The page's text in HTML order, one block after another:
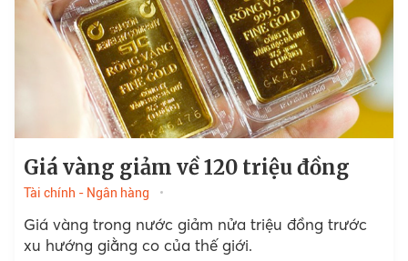
Giá vàng giảm về 120 triệu đồng
Tài chính - Ngân hàng
Giá vàng trong nước giảm nửa triệu đồng trước
xu hướng giằng co của thế giới.